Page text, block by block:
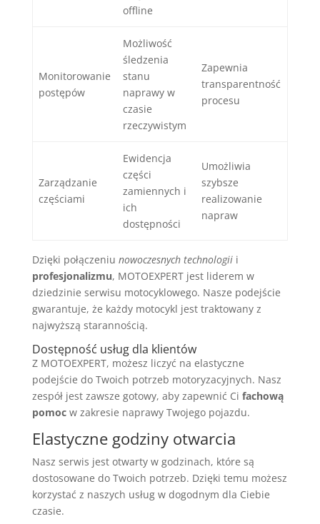
offline
Monitorowanie
postępów
Możliwość
śledzenia
stanu
naprawy w
czasie
rzeczywistym
Zapewnia
transparentność
procesu
Zarządzanie
częściami
Ewidencja
części
zamiennych i
ich
dostępności
Umożliwia
szybsze
realizowanie
napraw
Dzięki połączeniu nowoczesnych technologiii
profesjonalizmu, MOTOEXPERT jest liderem w
dziedzinie serwisu motocyklowego. Nasze podejście
gwarantuje, że każdy motocykl jest traktowany z
najwyższą starannością.
Dostępność usług dla klientów
Z MOTOEXPERT, możesz liczyć na elastyczne
podejście do Twoich potrzeb motoryzacyjnych. Nasz
zespół jest zawsze gotowy, aby zapewnić Ci fachową
pomocw zakresie naprawy Twojego pojazdu.
Elastyczne godziny otwarcia
Nasz serwis jest otwarty w godzinach, które są
dostosowane do Twoich potrzeb. Dzięki temu możesz
korzystać z naszych usług w dogodnym dla Ciebie
czasie.